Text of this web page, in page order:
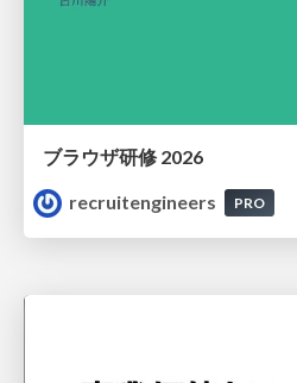
ブラウザ研修 2026
recruitengineers
PRO